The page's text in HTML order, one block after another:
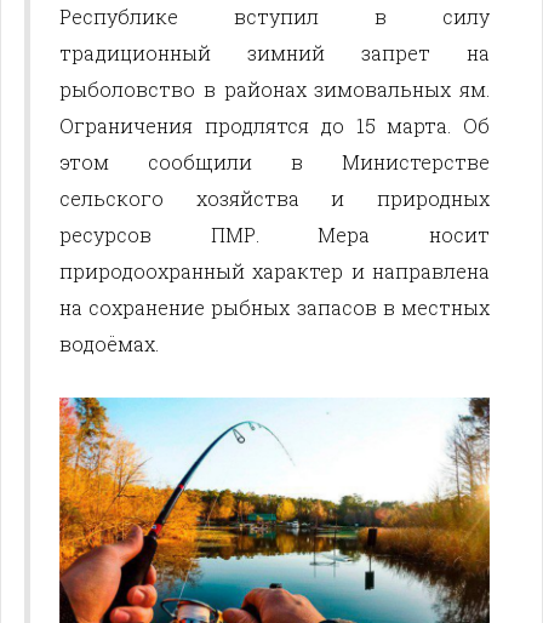
Республике вступил в силу
традиционный зимний запрет на
рыболовство в районах зимовальных ям.
Ограничения продлятся до 15 марта. Об
этом сообщили в Министерстве
сельского хозяйства и природных
ресурсов ПМР. Мера носит
природоохранный характер и направлена
на сохранение рыбных запасов в местных
водоёмах.